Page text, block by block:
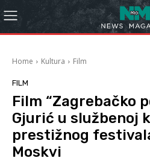
Home Kultura Film
FILM
Film “Zagrebačko
Gjurić u službenoj
prestižnog
Moskvi